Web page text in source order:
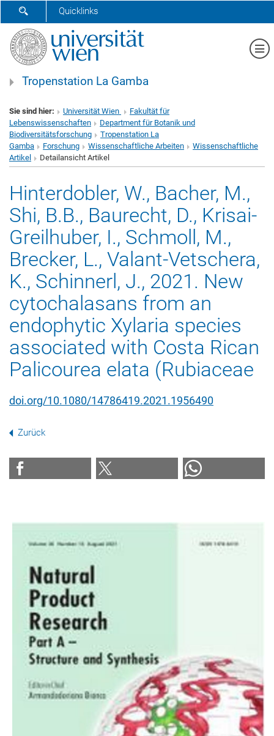
SUCHFORMULAR ÖFFNEN
Quicklinks
Tropenstation La Gamba
Sie sind hier: Universität Wien
Fakultät für
Lebenswissenschaften
Department für Botanik und
Biodiversitätsforschung
Tropenstation La
Gamba
Forschung Wissenschaftliche Arbeiten
Wissenschaftliche
Artikel
Detailansicht Artikel
Hinterdobler, W., Bacher, M.,
Shi, B.B., Baurecht, D., Krisai-
Greilhuber, I., Schmoll, M.,
Brecker, L., Valant-Vetschera,
K., Schinnerl, J., 2021. New
cytochalasans from an
endophytic Xylaria species
associated with Costa Rican
Palicourea elata (Rubiaceae
doi.org/10.1080/14786419.2021.1956490
Zurück